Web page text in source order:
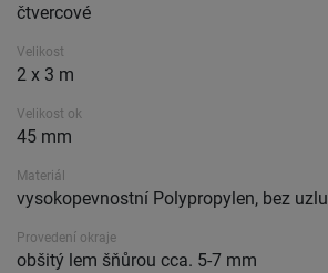
čtvercové
Velikost
2 x 3 m
Velikost ok
45 mm
Materiál
vysokopevnostní Polypropylen, bez uzlu
Provedení okraje
obšitý lem šňůrou cca. 5-7 mm